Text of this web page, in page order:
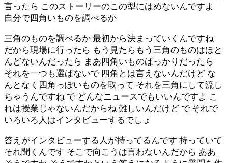
言ったら このストーリーのこの型にはめないんですよ
自分で四角いものを調べるか
三角のものを調べるか 最初から決まっていくんですね
だから現場に行ったら もう見たらもう三角のものはほと
んどないんだったら まあ四角いものばっかりだったら
それを一つも選ばないで 四角とは言えないんだけど な
んとなく四角っぽいものを取って それを三角にして流し
ちゃうんですね で どんなニュースでもいいんですよ こ
れは授業じゃないんだからね 難しいんだけど で それで
いろいろ人はインタビューするでしょ
答えがインタビューする人が持ってるんです 持っていて
それ聞くんです そこで向こうは言わないんだから ああ